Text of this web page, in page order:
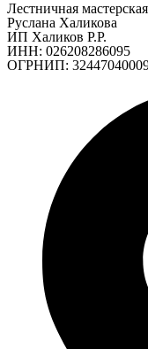
Лестничная мастерская
Руслана Халикова
ИП Халиков Р.Р.
ИНН: 026208286095
ОГРНИП: